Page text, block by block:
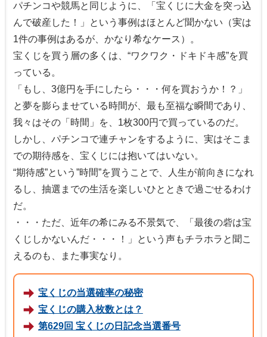
パチンコや競馬と同じように、「宝くじに大金を突っ込
んで破産した！」という事例はほとんど聞かない（実は
1件の事例はあるが、かなり希なケース）。
宝くじを買う層の多くは、“ワクワク・ドキドキ感”を買
っている。
「もし、3億円を手にしたら・・・何を買おうか！？」
と夢を膨らませている時間が、最も至福な瞬間であり、
我々はその「時間」を、1枚300円で買っているのだ。
しかし、パチンコで連チャンをするように、実はそこま
での期待感を、宝くじには抱いてはいない。
“期待感”という”時間”を買うことで、人生が前向きになれ
るし、抽選までの生活を楽しいひとときで過ごせるわけ
だ。
・・・ただ、近年の希にみる不景気で、「最後の砦は宝
くじしかないんだ・・・！」という声もチラホラと聞こ
えるのも、また事実なり。
宝くじの当選確率の秘密
宝くじの購入枚数とは？
第629回 宝くじの日記念当選番号